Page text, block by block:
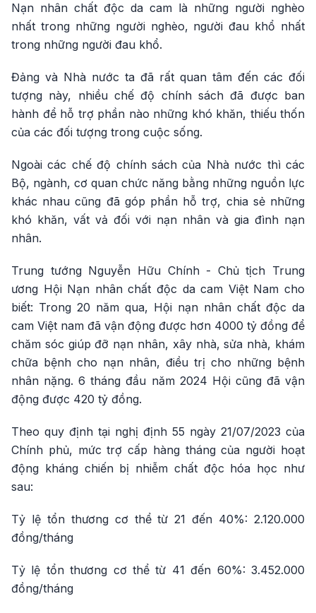
Nạn nhân chất độc da cam là những người nghèo
nhất trong những người nghèo, người đau khổ nhất
trong những người đau khổ.
Đảng và Nhà nước ta đã rất quan tâm đến các đối
tượng này, nhiều chế độ chính sách đã được ban
hành để hỗ trợ phần nào những khó khăn, thiếu thốn
của các đối tượng trong cuộc sống.
Ngoài các chế độ chính sách của Nhà nước thì các
Bộ, ngành, cơ quan chức năng bằng những nguồn lực
khác nhau cũng đã góp phần hỗ trợ, chia sẻ những
khó khăn, vất vả đối với nạn nhân và gia đình nạn
nhân.
Trung tướng Nguyễn Hữu Chính - Chủ tịch Trung
ương Hội Nạn nhân chất độc da cam Việt Nam cho
biết: Trong 20 năm qua, Hội nạn nhân chất độc da
cam Việt nam đã vận động được hơn 4000 tỷ đồng để
chăm sóc giúp đỡ nạn nhân, xây nhà, sửa nhà, khám
chữa bệnh cho nạn nhân, điều trị cho những bệnh
nhân nặng. 6 tháng đầu năm 2024 Hội cũng đã vận
động được 420 tỷ đồng.
Theo quy định tại nghị định 55 ngày 21/07/2023 của
Chính phủ, mức trợ cấp hàng tháng của người hoạt
động kháng chiến bị nhiễm chất độc hóa học như
sau:
Tỷ lệ tổn thương cơ thể từ 21 đến 40%: 2.120.000
đồng/tháng
Tỷ lệ tổn thương cơ thể từ 41 đến 60%: 3.452.000
đồng/tháng